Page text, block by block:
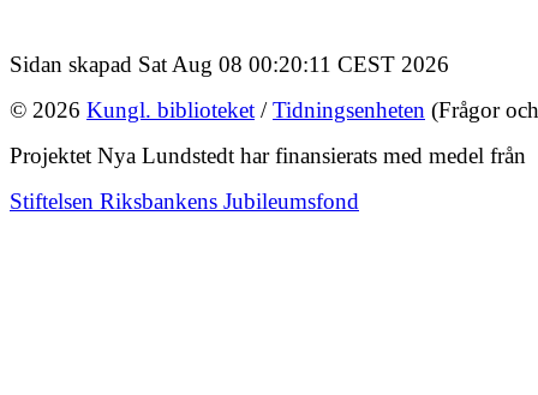
Sidan skapad Sat Aug 08 00:20:11 CEST 2026
© 2026 Kungl. biblioteket /Tidningsenheten (Frågor
Projektet Nya Lundstedt har finansierats med medel från
Stiftelsen Riksbankens Jubileumsfond